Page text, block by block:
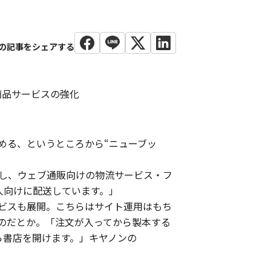
サービスの強化
、というところから“ニューブッ
、ウェブ通販向けの物流サービス・フ
けに配送しています。」
スも展開。こちらはサイト運用はもち
とか。「注文が入ってから製本する
店を開けます。」キヤノンの